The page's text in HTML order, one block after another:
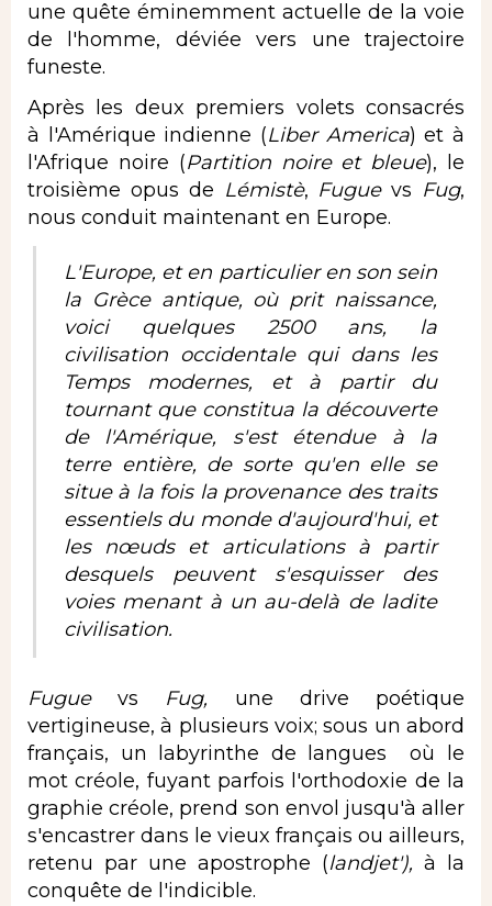
une quête éminemment actuelle de la voie
de l'homme, déviée vers une trajectoire
funeste.
Après les deux premiers volets consacrés
à l'Amérique indienne (Liber America) et à
l'Afrique noire (Partition noire et bleue), le
troisième opus de Lémistè, Fuguevs Fug,
nous conduit maintenant en Europe.
L'Europe, et en particulier en son sein
la Grèce antique, où prit naissance,
voici quelques 2500 ans, la
civilisation occidentale qui dans les
Temps modernes, et à partir du
tournant que constitua la découverte
de l'Amérique, s'est étendue à la
terre entière, de sorte qu'en elle se
situe à la fois la provenance des traits
essentiels du monde d'aujourd'hui, et
les nœuds et articulations à partir
desquels peuvent s'esquisser des
voies menant à un au-delà de ladite
civilisation.
Fuguevs Fug, une drive poétique
vertigineuse, à plusieurs voix; sous un abord
français, un labyrinthe de langues où le
mot créole, fuyant parfois l'orthodoxie de la
graphie créole, prend son envol jusqu'à aller
s'encastrer dans le vieux français ou ailleurs,
retenu par une apostrophe (landjet'), à la
conquête de l'indicible.